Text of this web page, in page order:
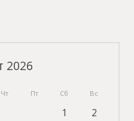
2026
Чт Пт Сб Вс
1
2